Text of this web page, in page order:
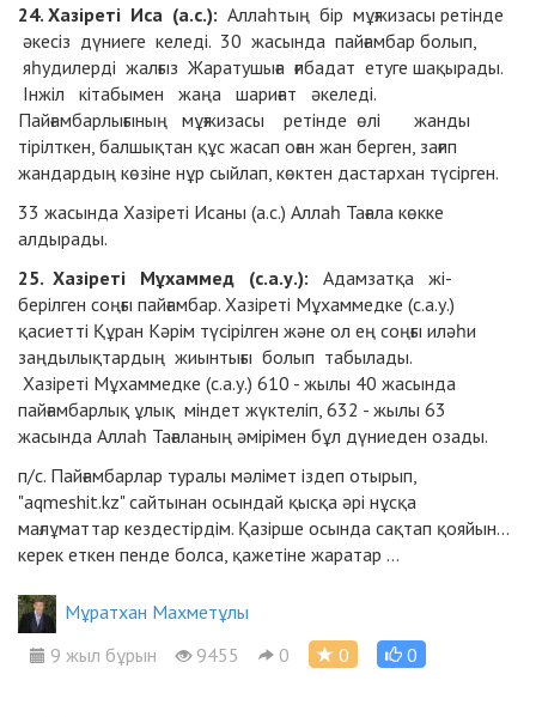
24. Хазіреті Иса (а.с.): Аллаһтың бір мұғжизасы ретінде
әкесіз дүниеге келеді. 30 жасында пайғамбар болып,
яһудилерді жалғыз Жаратушыға ғибадат етуге шақырады.
Інжіл кітабымен жаңа шариғат әкеледі.
Пайғамбарлығының мұғжизасы ретінде өлі жанды
тірілткен, балшықтан құс жасап оған жан берген, зағип
жандардың көзіне нұр сыйлап, көктен дастархан түсірген.
33 жасында Хазіреті Исаны (а.с.) Аллаһ Тағала көкке
алдырады.
25. Хазіреті Мұхаммед (с.а.у.): Адамзатқа жі-
берілген соңғы пайғамбар. Хазіреті Мұхаммедке (с.а.у.)
қасиетті Құран Кәрім түсірілген және ол ең соңғы иләһи
заңдылықтардың жиынтығы болып табылады.
Хазіреті Мұхаммедке (с.а.у.) 610 - жылы 40 жасында
пайғамбарлық ұлық міндет жүктеліп, 632 - жылы 63
жасында Аллаһ Тағаланың әмірімен бұл дүниеден озады.
п/с. Пайғамбарлар туралы мәлімет іздеп отырып,
"aqmeshit.kz" сайтынан осындай қысқа әрі нұсқа
мағлұматтар кездестірдім. Қазірше осында сақтап қояйын...
керек еткен пенде болса, қажетіне жаратар ...
Мұратхан Махметұлы
9 жыл бұрын
9455 0 0 0